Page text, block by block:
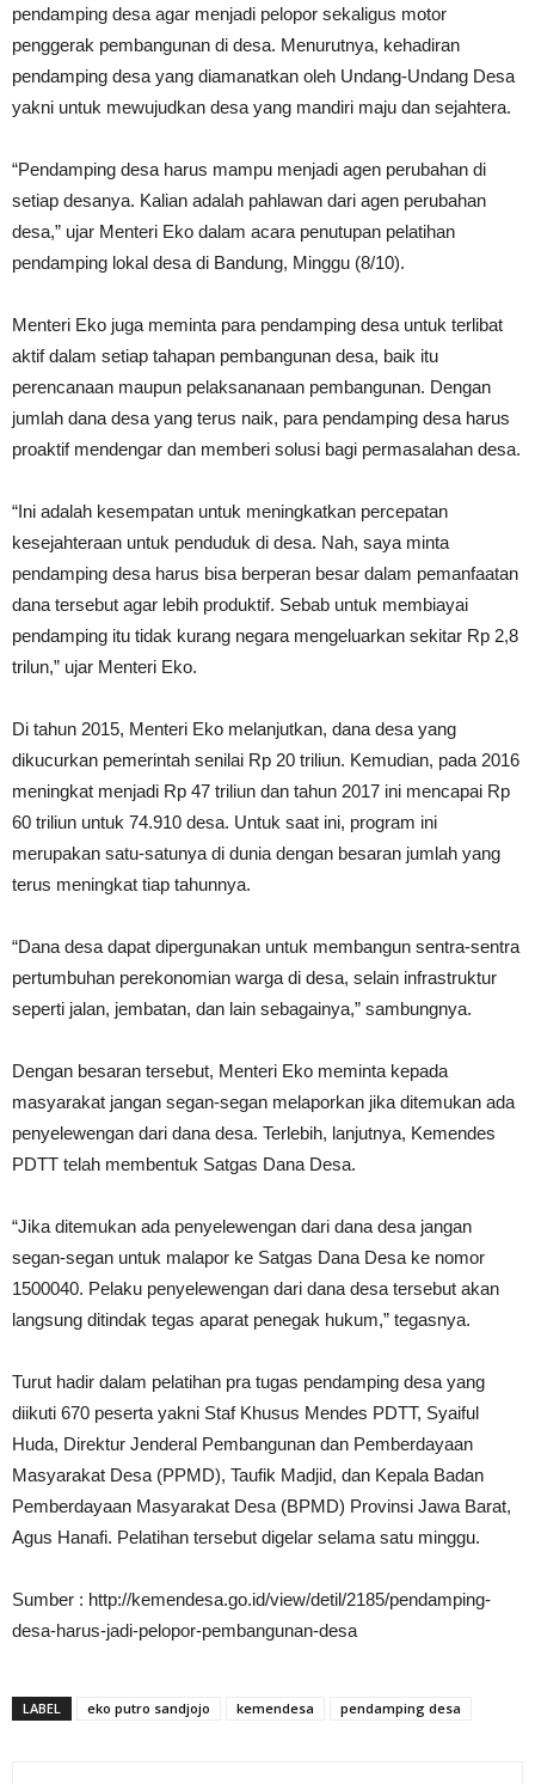
pendamping desa agar menjadi pelopor sekaligus motor
penggerak pembangunan di desa. Menurutnya, kehadiran
pendamping desa yang diamanatkan oleh Undang-Undang Desa
yakni untuk mewujudkan desa yang mandiri maju dan sejahtera.
“Pendamping desa harus mampu menjadi agen perubahan di
setiap desanya. Kalian adalah pahlawan dari agen perubahan
desa,” ujar Menteri Eko dalam acara penutupan pelatihan
pendamping lokal desa di Bandung, Minggu (8/10).
Menteri Eko juga meminta para pendamping desa untuk terlibat
aktif dalam setiap tahapan pembangunan desa, baik itu
perencanaan maupun pelaksananaan pembangunan. Dengan
jumlah dana desa yang terus naik, para pendamping desa harus
proaktif mendengar dan memberi solusi bagi permasalahan desa.
“Ini adalah kesempatan untuk meningkatkan percepatan
kesejahteraan untuk penduduk di desa. Nah, saya minta
pendamping desa harus bisa berperan besar dalam pemanfaatan
dana tersebut agar lebih produktif. Sebab untuk membiayai
pendamping itu tidak kurang negara mengeluarkan sekitar Rp 2,8
trilun,” ujar Menteri Eko.
Di tahun 2015, Menteri Eko melanjutkan, dana desa yang
dikucurkan pemerintah senilai Rp 20 triliun. Kemudian, pada 2016
meningkat menjadi Rp 47 triliun dan tahun 2017 ini mencapai Rp
60 triliun untuk 74.910 desa. Untuk saat ini, program ini
merupakan satu-satunya di dunia dengan besaran jumlah yang
terus meningkat tiap tahunnya.
“Dana desa dapat dipergunakan untuk membangun sentra-sentra
pertumbuhan perekonomian warga di desa, selain infrastruktur
seperti jalan, jembatan, dan lain sebagainya,” sambungnya.
Dengan besaran tersebut, Menteri Eko meminta kepada
masyarakat jangan segan-segan melaporkan jika ditemukan ada
penyelewengan dari dana desa. Terlebih, lanjutnya, Kemendes
PDTT telah membentuk Satgas Dana Desa.
“Jika ditemukan ada penyelewengan dari dana desa jangan
segan-segan untuk malapor ke Satgas Dana Desa ke nomor
1500040. Pelaku penyelewengan dari dana desa tersebut akan
langsung ditindak tegas aparat penegak hukum,” tegasnya.
Turut hadir dalam pelatihan pra tugas pendamping desa yang
diikuti 670 peserta yakni Staf Khusus Mendes PDTT, Syaiful
Huda, Direktur Jenderal Pembangunan dan Pemberdayaan
Masyarakat Desa (PPMD), Taufik Madjid, dan Kepala Badan
Pemberdayaan Masyarakat Desa (BPMD) Provinsi Jawa Barat,
Agus Hanafi. Pelatihan tersebut digelar selama satu minggu.
Sumber : http://kemendesa.go.id/view/detil/2185/pendamping-
desa-harus-jadi-pelopor-pembangunan-desa
LABEL eko putro sandjojo kemendesa pendamping desa